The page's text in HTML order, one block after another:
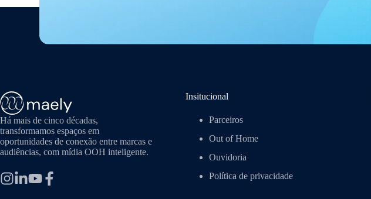
Há mais de cinco décadas,
transformamos espaços em
oportunidades de conexão entre marcas e
audiências, com mídia OOH inteligente.
Insitucional
Parceiros
Out of Home
Ouvidoria
Política de privacidade